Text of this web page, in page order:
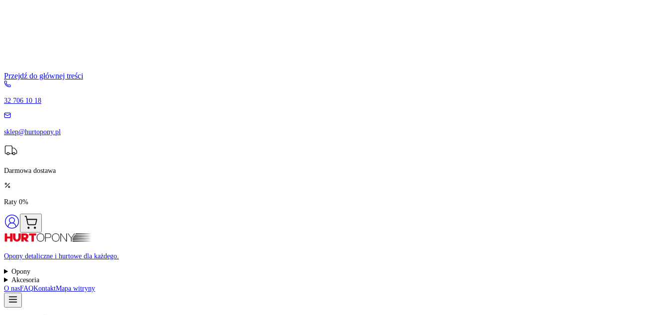
Przejdź do głównej treści
32 706 10 18
sklep@hurtopony.pl
Darmowa dostawa
Raty 0%
Opony detaliczne i hurtowe dla każdego.
Opony